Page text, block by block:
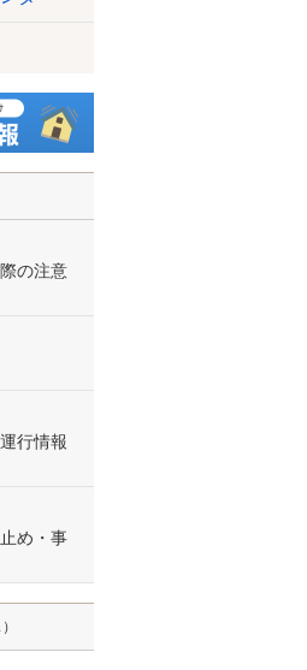
の注意
行情報
め・事